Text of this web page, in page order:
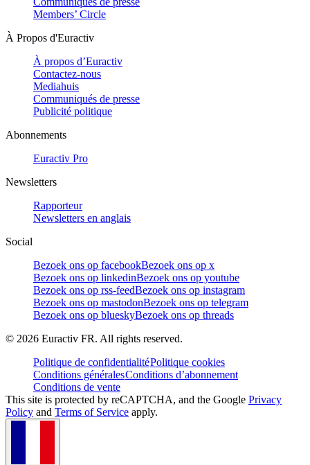
Members’ Circle
À Propos d'Euractiv
À propos d’Euractiv
Contactez-nous
Mediahuis
Communiqués de presse
Publicité politique
Abonnements
Euractiv Pro
Newsletters
Rapporteur
Newsletters en anglais
Social
Bezoek ons op facebookBezoek ons op x
Bezoek ons op linkedinBezoek ons op youtube
Bezoek ons op rss-feedBezoek ons op instagram
Bezoek ons op mastodonBezoek ons op telegram
Bezoek ons op blueskyBezoek ons op threads
© 2026 Euractiv FR. All rights reserved.
Politique de confidentialitéPolitique cookies
Conditions généralesConditions d’abonnement
Conditions de vente
This site is protected by reCAPTCHA, and the Google Privacy
Policy and Terms of Service apply.